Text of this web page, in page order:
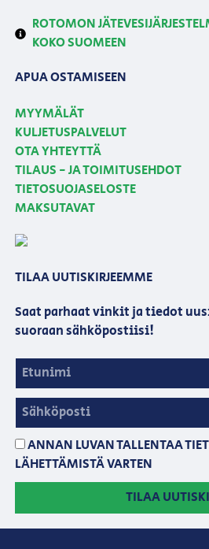
ROTOMON
KOKO SUOMEEN
APUA OSTAMISEEN
MYYMÄLÄT
KULJETUSPALVELUT
OTA YHTEYTTÄ
TILAUS - JA TOIMITUSEHDOT
TIETOSUOJASELOSTE
MAKSUTAVAT
TILAA UUTISKIRJEEMME
Saat parhaat vinkit ja tiedot
suoraan sähköpostiisi!
ANNAN LUVAN TALLENTAA
LÄHETTÄMISTÄ VARTEN
TILAA